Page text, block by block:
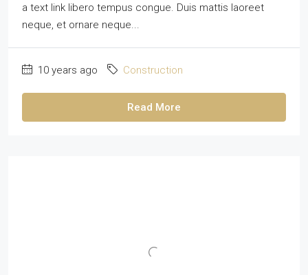
a text link libero tempus congue. Duis mattis laoreet
neque, et ornare neque...
10 years ago Construction
Read More